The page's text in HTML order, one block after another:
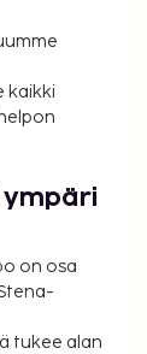
kaikki
on osa
tukee alan